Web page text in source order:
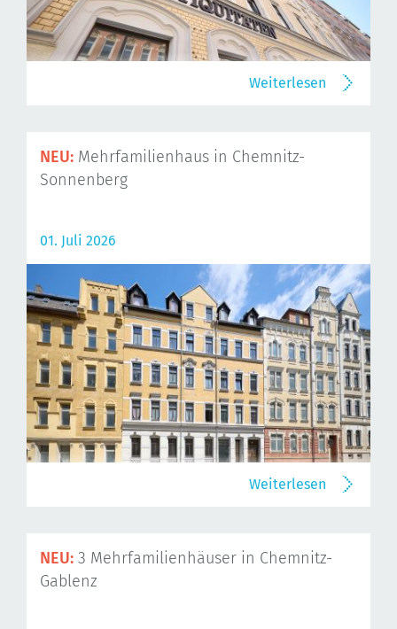
Weiterlesen
NEU: Mehrfamilienhaus in Chemnitz-
Sonnenberg
01. Juli 2026
Weiterlesen
NEU: 3 Mehrfamilienhäuser in Chemnitz-
Gablenz